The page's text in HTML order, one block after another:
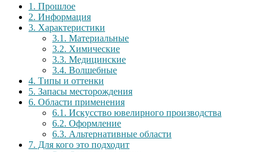
1. Прошлое
2. Информация
3. Характеристики
3.1. Материальные
3.2. Химические
3.3. Медицинские
3.4. Волшебные
4. Типы и оттенки
5. Запасы месторождения
6. Области применения
6.1. Искусство ювелирного производства
6.2. Оформление
6.3. Альтернативные области
7. Для кого это подходит